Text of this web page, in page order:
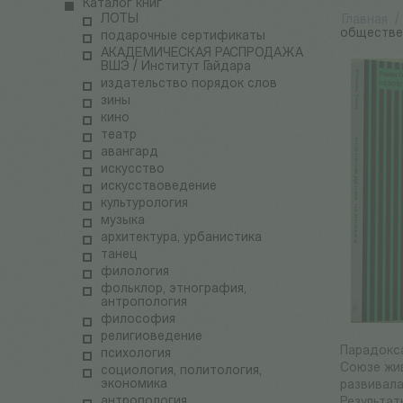
Каталог книг
ЛОТЫ
подарочные сертификаты
АКАДЕМИЧЕСКАЯ РАСПРОДАЖА
ВШЭ / Институт Гайдара
издательство порядок слов
зины
кино
театр
авангард
искусство
искусствоведение
культурология
музыка
архитектура, урбанистика
танец
филология
фольклор, этнография,
антропология
философия
религиоведение
психология
социология, политология,
экономика
Союзе